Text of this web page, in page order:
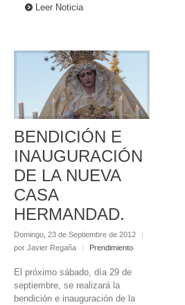
Leer Noticia
BENDICIÓN E
INAUGURACIÓN
DE LA NUEVA
CASA
HERMANDAD.
Domingo, 23 de Septiembre de 2012
|
por Javier Regaña
| Prendimiento
El próximo sábado, día 29 de
septiembre, se realizará la
bendición e inauguración de la